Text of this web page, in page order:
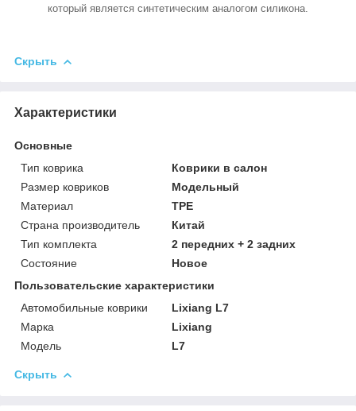
который является синтетическим аналогом силикона.
Скрыть
Характеристики
Основные
Тип коврика
Коврики в салон
Размер ковриков
Модельный
Материал
TPE
Страна производитель
Китай
Тип комплекта
2 передних + 2 задних
Состояние
Новое
Пользовательские характеристики
Автомобильные коврики
Lixiang L7
Марка
Lixiang
Модель
L7
Скрыть